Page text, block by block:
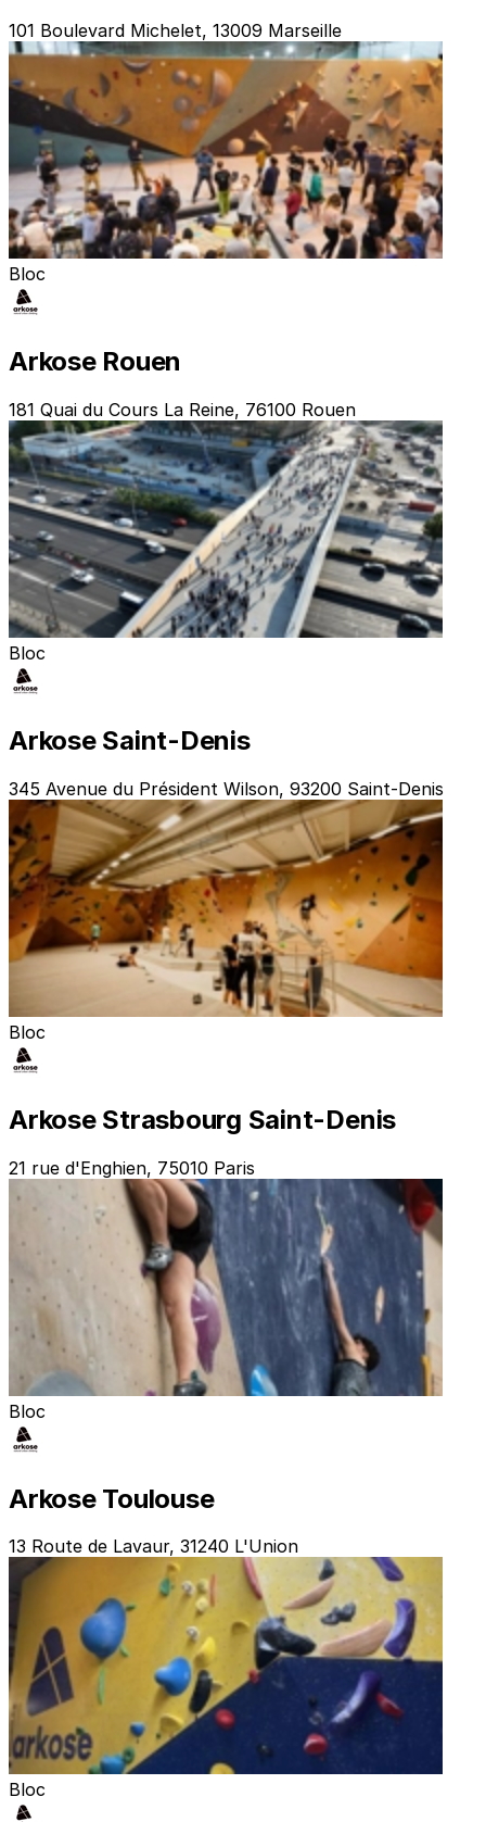
101 Boulevard Michelet, 13009 Marseille
Bloc
Arkose Rouen
181 Quai du Cours La Reine, 76100 Rouen
Bloc
Arkose Saint-Denis
345 Avenue du Président Wilson, 93200 Saint-Denis
Bloc
Arkose Strasbourg Saint-Denis
21 rue d'Enghien, 75010 Paris
Bloc
Arkose Toulouse
13 Route de Lavaur, 31240 L'Union
Bloc